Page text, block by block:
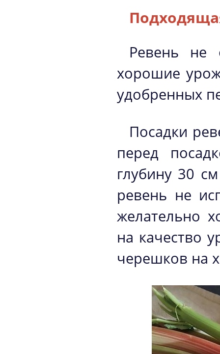
Ревень не
хорошие
удобренных
Посадки
перед
глубину 30
ревень не
желательно
на качество
черешков на